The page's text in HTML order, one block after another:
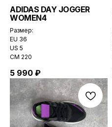
ADIDAS DAY JOGGER
WOMEN4
Размер:
EU 36
US 5
CМ 220
5 990 ₽